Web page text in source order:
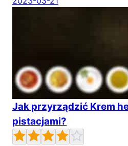
Jak przyrządzić Krem
pistacjami?